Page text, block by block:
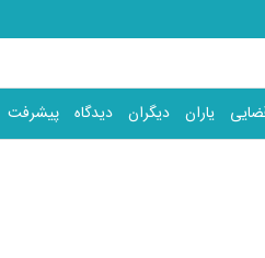
یاران دیگران دیدگاه پیشرفت